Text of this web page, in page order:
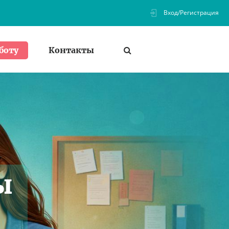
Вход/Регистрация
Контакты